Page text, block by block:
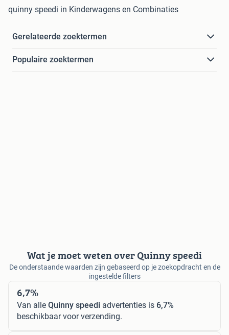
quinny speedi in Kinderwagens en Combinaties
Gerelateerde zoektermen
Populaire zoektermen
Wat je moet weten over Quinny speedi
De onderstaande waarden zijn gebaseerd op je zoekopdracht en de
ingestelde filters
6,7%
Van alle Quinny speedi advertenties is 6,7%
beschikbaar voor verzending.